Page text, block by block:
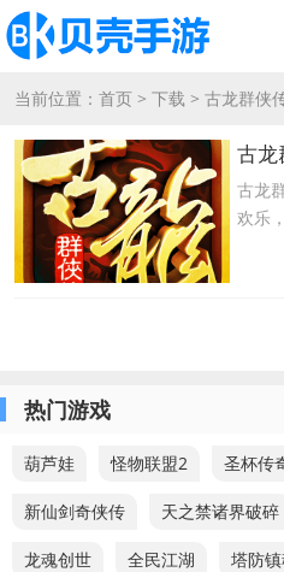
当前位置： 首页> 下载 > 古龙群侠
古龙
古龙
欢乐
快
热门游戏
葫芦娃 怪物联盟2 圣杯传
新仙剑奇侠传 天之禁诸界破碎
龙魂创世 全民江湖 塔防